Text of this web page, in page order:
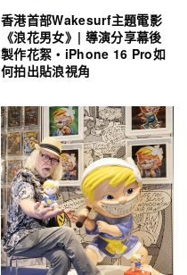
香港首部Wakesurf主題電影
《浪花男女》| 導演分享幕後
製作花絮・iPhone 16 Pro如
何拍出貼浪視角